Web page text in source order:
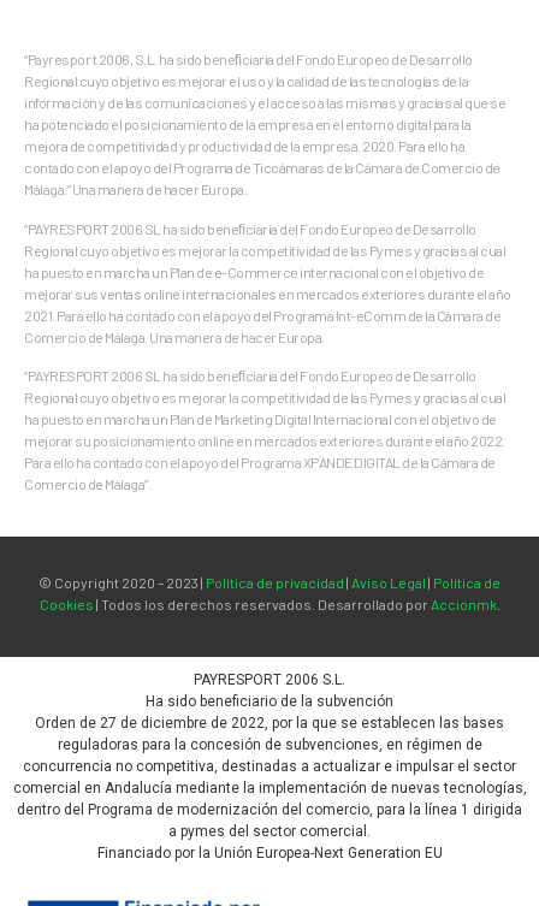
“Payrespor t 2006, S.L. ha sido beneﬁciaria del Fondo Europeo de Desarrollo
Regional cuyo objetivo es mejorar el uso y la calidad de las tecnologías de la
información y de las comunicaciones y el acceso a las mismas y gracias al que se
ha potenciado el posicionamiento de la empresa en el entorno digital para la
mejora de competitividad y productividad de la empresa. 2020. Para ello ha
contado con el apoyo del Programa de Ticcámaras de la Cámara de Comercio de
Málaga.” Una manera de hacer Europa.
“PAYRESPORT 2006 SL ha sido beneﬁciaria del Fondo Europeo de Desarrollo
Regional cuyo objetivo es mejorar la competitividad de las Pymes y gracias al cual
ha puesto en marcha un Plan de e-Commerce internacional con el objetivo de
mejorar sus ventas online internacionales en mercados exteriores durante el año
2021. Para ello ha contado con el apoyo del Programa Int-eComm de la Cámara de
Comercio de Málaga. Una manera de hacer Europa.
“PAYRESPORT 2006 SL ha sido beneﬁciaria del Fondo Europeo de Desarrollo
Regional cuyo objetivo es mejorar la competitividad de las Pymes y gracias al cual
ha puesto en marcha un Plan de Marketing Digital Internacional con el objetivo de
mejorar su posicionamiento online en mercados exteriores durante el año 2022.
Para ello ha contado con el apoyo del Programa XPANDE DIGITAL de la Cámara de
Comercio de Málaga”.
© Copyright 2020 – 2023 | Política de privacidad | Aviso Legal | Política de
Cookies | Todos los derechos reservados. Desarrollado por Accionmk.
PAYRESPORT 2006 S.L.
Ha sido beneficiario de la subvención
Orden de 27 de diciembre de 2022, por la que se establecen las bases
reguladoras para la concesión de subvenciones, en régimen de
concurrencia no competitiva, destinadas a actualizar e impulsar el sector
comercial en Andalucía mediante la implementación de nuevas tecnologías,
dentro del Programa de modernización del comercio, para la línea 1 dirigida
a pymes del sector comercial.
Financiado por la Unión Europea-Next Generation EU